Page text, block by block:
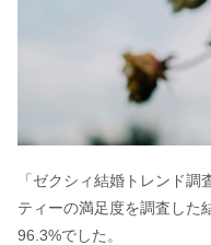
段＆
ワー
やキ
ケイ
&結
「ゼクシィ結婚トレンド
ティーの満足度を調査した
96.3%でした。